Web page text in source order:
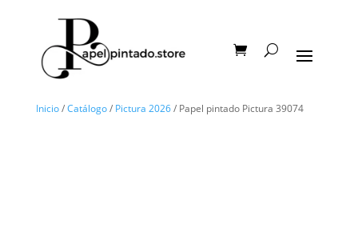
Inicio/Catálogo/ Pictura 2026/ Papel pintado Pictura 39074